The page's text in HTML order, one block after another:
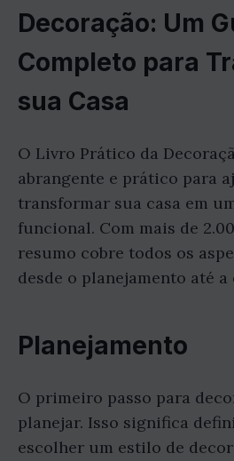
Decoração: Um
Completo para
sua Casa
O Livro Prático da
abrangente e prático para
transformar sua casa em
funcional. Com mais de
resumo cobre todos os
desde o planejamento até a
Planejamento
O primeiro passo para
planejar. Isso significa
escolher um estilo de